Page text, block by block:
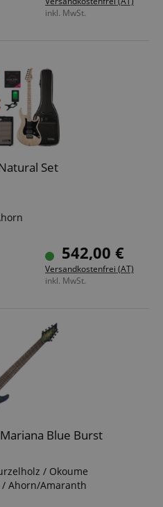
Gitarrengurt, Clip-Tuner
inkl. MwSt.
Set
Tone VTS-63, 1x VTH-59
Pore
Tasche, Schule,
Tuner, Saiten und Plektren
542,00 €
Versandkostenfrei (AT)
inkl. MwSt.
Blue Burst
/ Okoume
Ahorn/Amaranth
Fluence Modern Humbucker